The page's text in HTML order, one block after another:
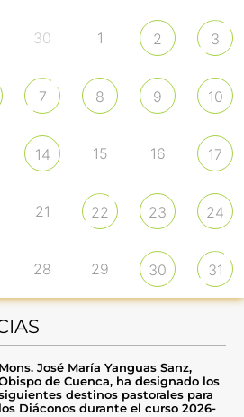
30 1 2 3
7 8 9 10
14 15 16 17
21 22 23 24
28 29 30 31
Mons. José María Yanguas Sanz,
de Cuenca, ha designado los
destinos pastorales para
los Diáconos durante el curso 2026-